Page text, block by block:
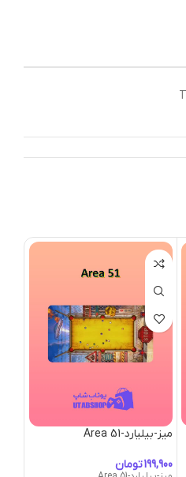
میز-بیلیارد-Area 51
تومان